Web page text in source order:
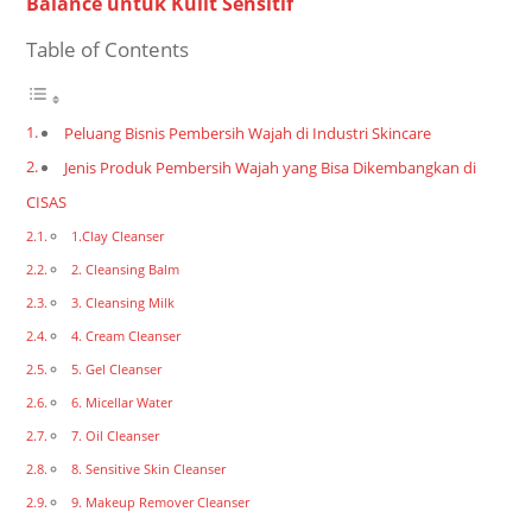
Table of Contents
Peluang Bisnis Pembersih Wajah di Industri Skincare
Jenis Produk Pembersih Wajah yang Bisa Dikembangkan di
CISAS
1.Clay Cleanser
2. Cleansing Balm
3. Cleansing Milk
4. Cream Cleanser
5. Gel Cleanser
6. Micellar Water
7. Oil Cleanser
8. Sensitive Skin Cleanser
9. Makeup Remover Cleanser